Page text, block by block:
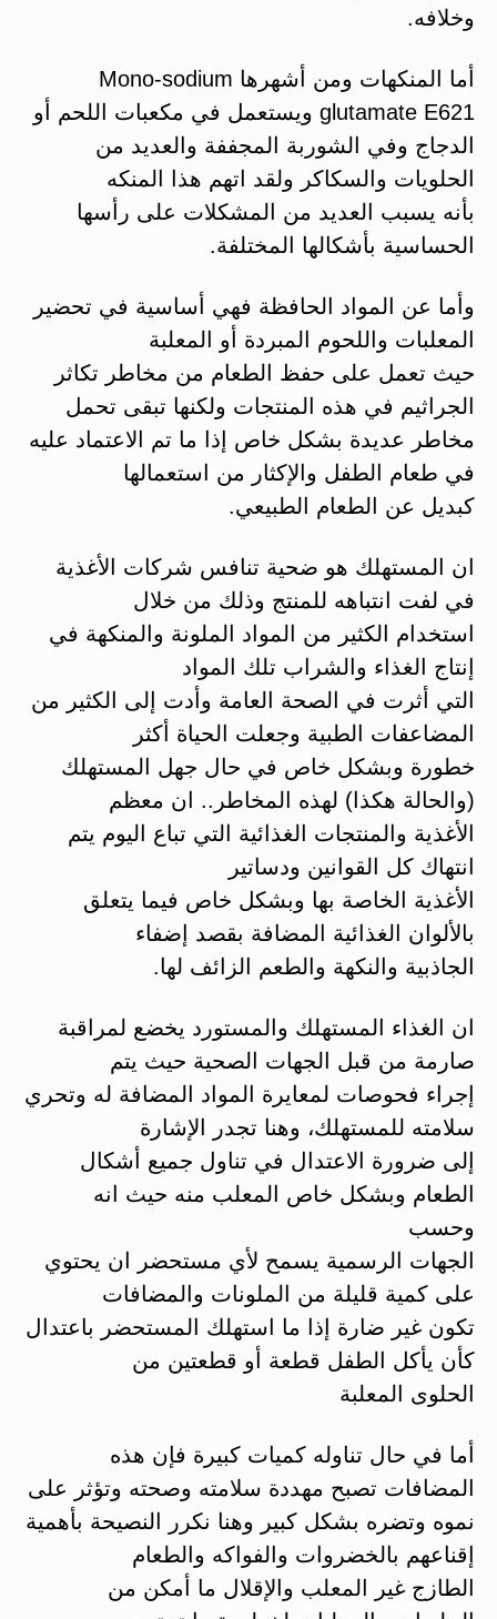
وخلافه.
أما المنكهات ومن أشهرها Mono-sodium
glutamate E621 ويستعمل في مكعبات اللحم أو
الدجاج وفي الشوربة المجففة والعديد من
الحلويات والسكاكر ولقد اتهم هذا المنكه
بأنه يسبب العديد من المشكلات على رأسها
الحساسية بأشكالها المختلفة.
وأما عن المواد الحافظة فهي أساسية في تحضير
المعلبات واللحوم المبردة أو المعلبة
حيث تعمل على حفظ الطعام من مخاطر تكاثر
الجراثيم في هذه المنتجات ولكنها تبقى تحمل
مخاطر عديدة بشكل خاص إذا ما تم الاعتماد عليه
في طعام الطفل والإكثار من استعمالها
كبديل عن الطعام الطبيعي.
ان المستهلك هو ضحية تنافس شركات الأغذية
في لفت انتباهه للمنتج وذلك من خلال
استخدام الكثير من المواد الملونة والمنكهة في
إنتاج الغذاء والشراب تلك المواد
التي أثرت في الصحة العامة وأدت إلى الكثير من
المضاعفات الطبية وجعلت الحياة أكثر
خطورة وبشكل خاص في حال جهل المستهلك
(والحالة هكذا) لهذه المخاطر.. ان معظم
الأغذية والمنتجات الغذائية التي تباع اليوم يتم
انتهاك كل القوانين ودساتير
الأغذية الخاصة بها وبشكل خاص فيما يتعلق
بالألوان الغذائية المضافة بقصد إضفاء
الجاذبية والنكهة والطعم الزائف لها.
ان الغذاء المستهلك والمستورد يخضع لمراقبة
صارمة من قبل الجهات الصحية حيث يتم
إجراء فحوصات لمعايرة المواد المضافة له وتحري
سلامته للمستهلك، وهنا تجدر الإشارة
إلى ضرورة الاعتدال في تناول جميع أشكال
الطعام وبشكل خاص المعلب منه حيث انه
وحسب
الجهات الرسمية يسمح لأي مستحضر ان يحتوي
على كمية قليلة من الملونات والمضافات
تكون غير ضارة إذا ما استهلك المستحضر باعتدال
كأن يأكل الطفل قطعة أو قطعتين من
الحلوى المعلبة
أما في حال تناوله كميات كبيرة فإن هذه
المضافات تصبح مهددة سلامته وصحته وتؤثر على
نموه وتضره بشكل كبير وهنا نكرر النصيحة بأهمية
إقناعهم بالخضروات والفواكه والطعام
الطازج غير المعلب والإقلال ما أمكن من